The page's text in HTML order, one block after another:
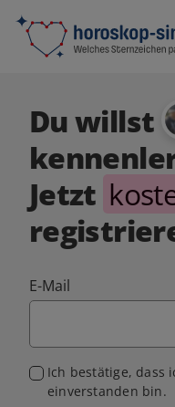
Du willst
Jetzt
E-Mail
Ich bestätige, dass
einverstanden bin.